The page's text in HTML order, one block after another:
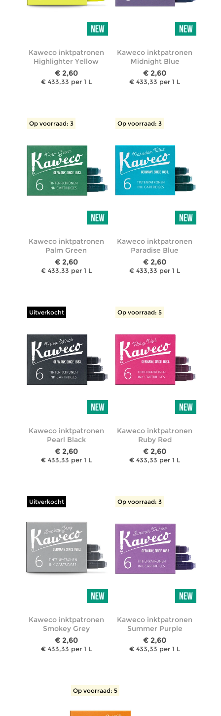
Kaweco inktpatronen
Highlighter Yellow
€ 2,60
€ 433,33 per 1 L
Kaweco inktpatronen
Midnight Blue
€ 2,60
€ 433,33 per 1 L
Op voorraad: 3
Kaweco inktpatronen
Palm Green
€ 2,60
€ 433,33 per 1 L
Op voorraad: 3
Kaweco inktpatronen
Paradise Blue
€ 2,60
€ 433,33 per 1 L
Uitverkocht
Kaweco inktpatronen
Pearl Black
€ 2,60
€ 433,33 per 1 L
Op voorraad: 5
Kaweco inktpatronen
Ruby Red
€ 2,60
€ 433,33 per 1 L
Uitverkocht
Kaweco inktpatronen
Smokey Grey
€ 2,60
€ 433,33 per 1 L
Op voorraad: 3
Kaweco inktpatronen
Summer Purple
€ 2,60
€ 433,33 per 1 L
Op voorraad: 5